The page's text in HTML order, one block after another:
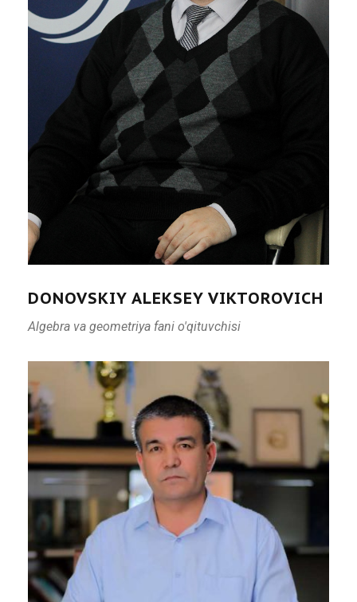
DONOVSKIY ALEKSEY VIKTOROVICH
Algebra va geometriya fani o'qituvchisi